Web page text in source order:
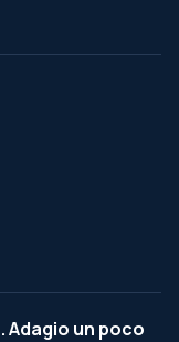
Adagio un poco